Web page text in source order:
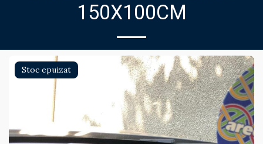
150X100CM
Stoc epuizat